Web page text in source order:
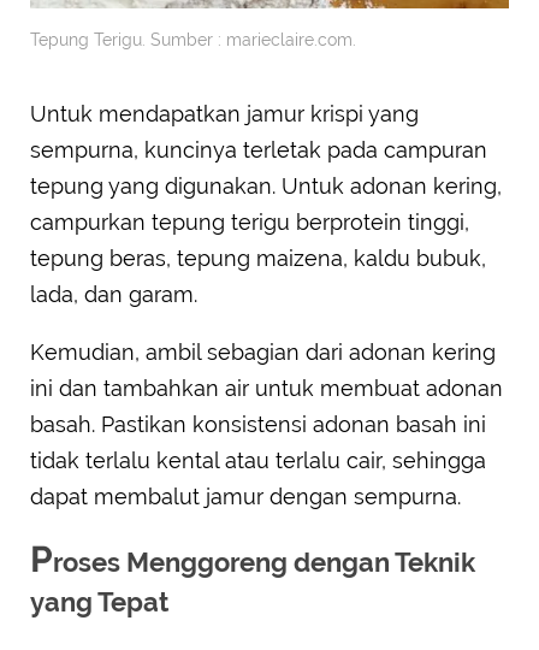
Tepung Terigu. Sumber : marieclaire.com.
Untuk mendapatkan jamur krispi yang
sempurna, kuncinya terletak pada campuran
tepung yang digunakan. Untuk adonan kering,
campurkan tepung terigu berprotein tinggi,
tepung beras, tepung maizena, kaldu bubuk,
lada, dan garam.
Kemudian, ambil sebagian dari adonan kering
ini dan tambahkan air untuk membuat adonan
basah. Pastikan konsistensi adonan basah ini
tidak terlalu kental atau terlalu cair, sehingga
dapat membalut jamur dengan sempurna.
Proses Menggoreng dengan Teknik
yang Tepat